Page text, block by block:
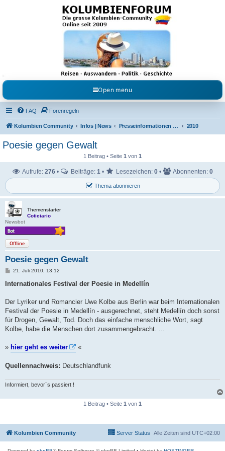
Kolumbienforum - Das
grosse Forum der
Freunde Kolumbiens
Reisen, Auswandern, Kultur, Politik, Geschichte und Visum in Kolumbien und Venezuela.
Austausch, Erfahrungen und Gemeinschaft im Kolumbienforum
Open menu
FAQ Forenregeln
Kolumbien Community Infos | News Presseinformationen & Neuigkeiten 2010
Poesie gegen Gewalt
1 Beitrag • Seite 1 von 1
Thema abonnieren
Aufrufe: 276 • Beiträge: 1 • Lesezeichen: 0 • Abonnenten: 0
Themenstarter
Coticiario
Newsbot
Offline
Poesie gegen Gewalt
B
i
a
21. Juli 2010, 13:12
Internationales Festival der Poesie in Medellín
Der Lyriker und Romancier Uwe Kolbe aus Berlin war beim Internationalen
Festival der Poesie in Medellín - ausgerechnet, steht Medellín doch sonst
für Drogen, Gewalt, Tod. Doch das einfache menschliche Wort, sagt
Kolbe, habe die Menschen dort zusammengebracht. ...
» hier geht es weiter «
Quellennachweis: Deutschlandfunk
Informiert, bevor´s passiert !
1 Beitrag • Seite 1 von 1
Kolumbien Community Alle Zeiten sind UTC+02:00
Server Status